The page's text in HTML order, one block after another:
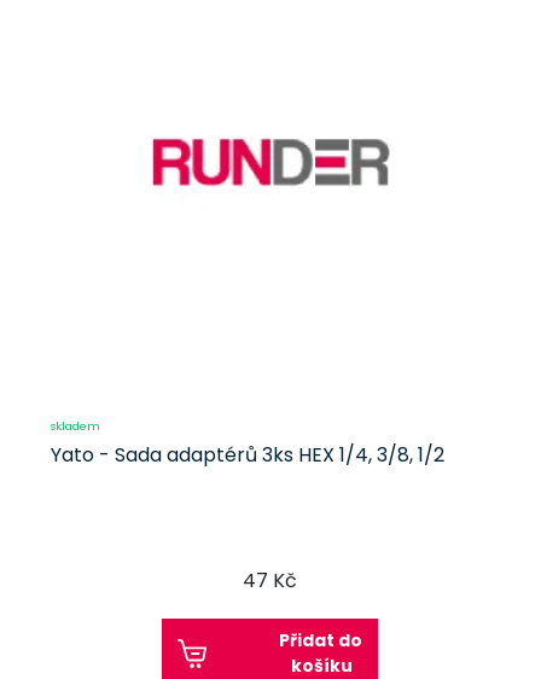
skladem
Yato - Sada adaptérů 3ks HEX 1/4, 3/8, 1/2
47 Kč
Přidat do
košíku